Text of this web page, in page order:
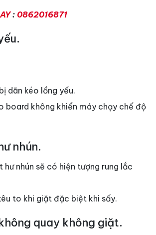
: 0862016871
dãn kéo lồng yếu.
board không khiển máy chạy chế độ
nhún.
hư nhún sẽ có hiện tượng rung lắc
to khi giặt đặc biệt khi sấy.
quay không giặt.